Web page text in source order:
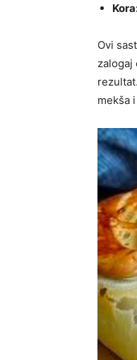
Ovi
zalogaj
mekša